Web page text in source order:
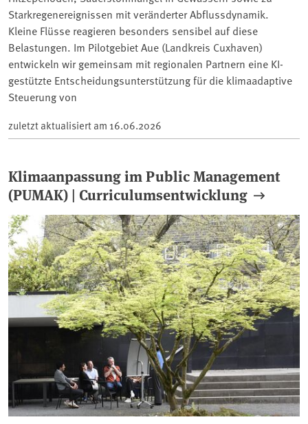
Starkregenereignissen mit veränderter Abflussdynamik.
Kleine Flüsse reagieren besonders sensibel auf diese
Belastungen. Im Pilotgebiet Aue (Landkreis Cuxhaven)
entwickeln wir gemeinsam mit regionalen Partnern eine KI-
gestützte Entscheidungsunterstützung für die klimaadaptive
Steuerung von
zuletzt aktualisiert am 16.06.2026
Klimaanpassung im Public Management
(PUMAK) | Curriculumsentwicklung